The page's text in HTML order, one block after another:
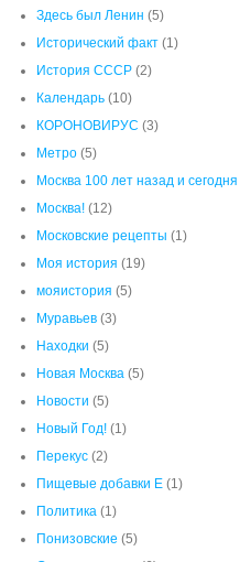
Здесь был Ленин (5)
Исторический факт (1)
История СССР (2)
Календарь (10)
КОРОНОВИРУС (3)
Метро (5)
Москва 100 лет назад и сегодня
Москва! (12)
Московские рецепты (1)
Моя история (19)
мояистория (5)
Муравьев (3)
Находки (5)
Новая Москва (5)
Новости (5)
Новый Год! (1)
Перекус (2)
Пищевые добавки Е (1)
Политика (1)
Понизовские (5)